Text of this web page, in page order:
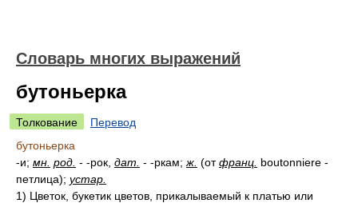
Словарь многих выражений
бутоньерка
Толкование
Перевод
бутоньерка
-и; мн. род. - -рок, дат. - -ркам; ж. (отфранц. boutonniere -
петлица); устар.
1) Цветок, букетик цветов, прикалываемый к платью или